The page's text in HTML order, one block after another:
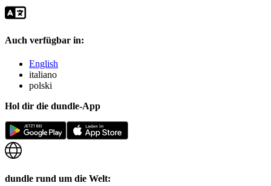
Auch verfügbar in:
English
italiano
polski
Hol dir die dundle-App
dundle rund um die Welt: